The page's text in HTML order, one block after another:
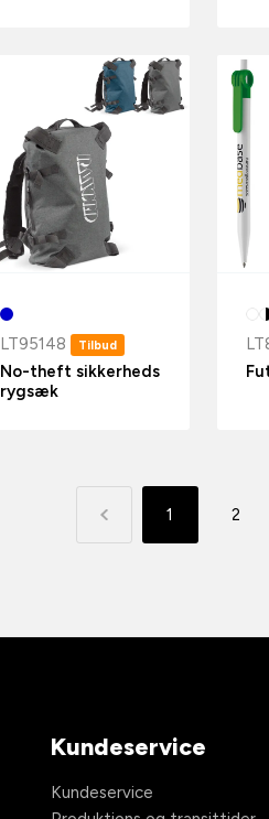
LT95148 Tilbud
No-theft sikkerheds
rygsæk
1 2
Kundeservice
Kundeservice